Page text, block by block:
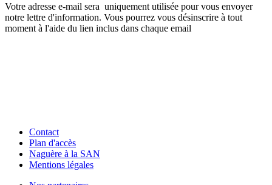
Votre adresse e-mail sera uniquement utilisée pour vous envoyer
notre lettre d'information. Vous pourrez vous désinscrire à tout
moment à l'aide du lien inclus dans chaque email
Contact
Plan d'accès
Naguère à la SAN
Mentions légales